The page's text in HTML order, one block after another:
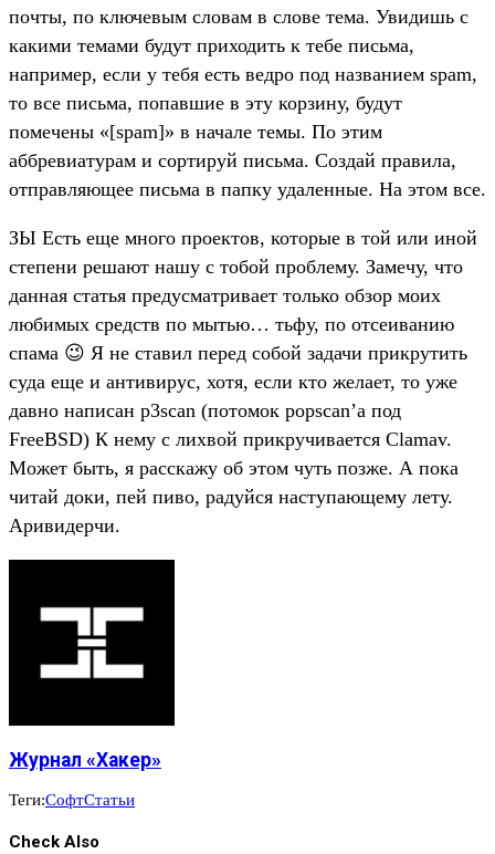
почты, по ключевым словам в слове тема. Увидишь с
какими темами будут приходить к тебе письма,
например, если у тебя есть ведро под названием spam,
то все письма, попавшие в эту корзину, будут
помечены «[spam]» в начале темы. По этим
аббревиатурам и сортируй письма. Создай правила,
отправляющее письма в папку удаленные. На этом все.
ЗЫ Есть еще много проектов, которые в той или иной
степени решают нашу с тобой проблему. Замечу, что
данная статья предусматривает только обзор моих
любимых средств по мытью… тьфу, по отсеиванию
спама 😉 Я не ставил перед собой задачи прикрутить
суда еще и антивирус, хотя, если кто желает, то уже
давно написан p3scan (потомок popscan’a под
FreeBSD) К нему с лихвой прикручивается Clamav.
Может быть, я расскажу об этом чуть позже. А пока
читай доки, пей пиво, радуйся наступающему лету.
Аривидерчи.
Журнал «Хакер»
Теги:СофтСтатьи
Check Also